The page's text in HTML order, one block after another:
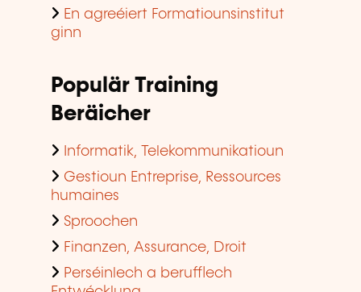
En agreéiert Formatiounsinstitut
ginn
Populär Training
Beräicher
Informatik, Telekommunikatioun
Gestioun Entreprise, Ressources
humaines
Sproochen
Finanzen, Assurance, Droit
Perséinlech a berufflech